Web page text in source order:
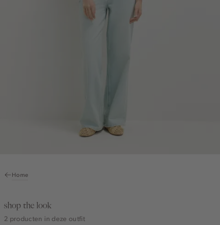
Home
shop the look
2 producten in deze outfit